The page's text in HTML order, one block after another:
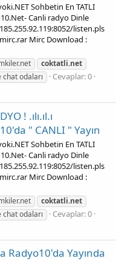
Sohbetin En TATLI
Canli radyo Dinle
listen.pls
Mirc Download :
coktatli.net
odaları
Cevaplar: 0
! .ılı.ıl.ı
" CANLI " Yayın
Sohbetin En TATLI
Canli radyo Dinle
listen.pls
Mirc Download :
coktatli.net
odaları
Cevaplar: 0
Radyo10'da Yayında